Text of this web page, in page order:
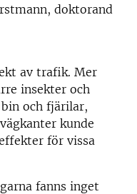
doktorand
av trafik. Mer
insekter och
och fjärilar,
kunde
för vissa
fanns inget